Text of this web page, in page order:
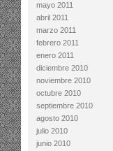
mayo 2011
abril 2011
marzo 2011
febrero 2011
enero 2011
diciembre 2010
noviembre 2010
octubre 2010
septiembre 2010
agosto 2010
julio 2010
junio 2010